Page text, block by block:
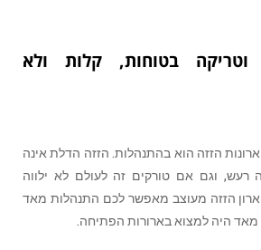
בטוחות, קלות ולא
ארונות הזזה הוא בהתנהלות. הזזה הדלת אינה
רעש, וגם אם טורקים זה לעולם לא ילווה
ארון הזזה מעוצב מאפשר לכם התנהלות מאד
היה למצוא בארורות הפתיחה.